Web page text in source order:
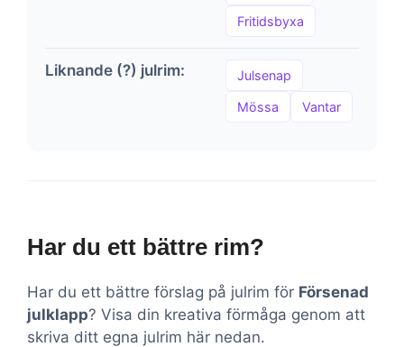
Fritidsbyxa
Liknande (?) julrim: Julsenap
Mössa Vantar
Har du ett bättre rim?
Har du ett bättre förslag på julrim för Försenad
julklapp? Visa din kreativa förmåga genom att
skriva ditt egna julrim här nedan.